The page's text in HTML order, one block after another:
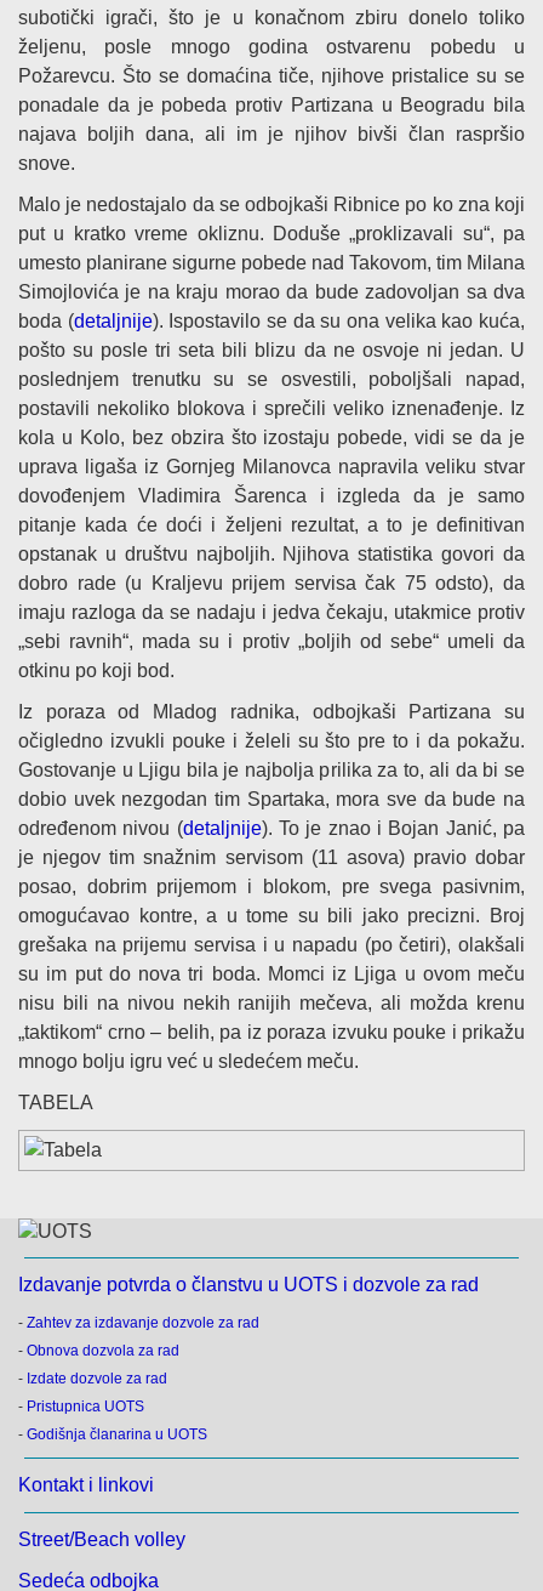
subotički igrači, što je u konačnom zbiru donelo toliko
željenu, posle mnogo godina ostvarenu pobedu u
Požarevcu. Što se domaćina tiče, njihove pristalice su se
ponadale da je pobeda protiv Partizana u Beogradu bila
najava boljih dana, ali im je njihov bivši član raspršio
snove.
Malo je nedostajalo da se odbojkaši Ribnice po ko zna koji
put u kratko vreme okliznu. Doduše „proklizavali su“, pa
umesto planirane sigurne pobede nad Takovom, tim Milana
Simojlovića je na kraju morao da bude zadovoljan sa dva
boda (detaljnije). Ispostavilo se da su ona velika kao kuća,
pošto su posle tri seta bili blizu da ne osvoje ni jedan. U
poslednjem trenutku su se osvestili, poboljšali napad,
postavili nekoliko blokova i sprečili veliko iznenađenje. Iz
kola u Kolo, bez obzira što izostaju pobede, vidi se da je
uprava ligaša iz Gornjeg Milanovca napravila veliku stvar
dovođenjem Vladimira Šarenca i izgleda da je samo
pitanje kada će doći i željeni rezultat, a to je definitivan
opstanak u društvu najboljih. Njihova statistika govori da
dobro rade (u Kraljevu prijem servisa čak 75 odsto), da
imaju razloga da se nadaju i jedva čekaju, utakmice protiv
„sebi ravnih“, mada su i protiv „boljih od sebe“ umeli da
otkinu po koji bod.
Iz poraza od Mladog radnika, odbojkaši Partizana su
očigledno izvukli pouke i želeli su što pre to i da pokažu.
Gostovanje u Ljigu bila je najbolja prilika za to, ali da bi se
dobio uvek nezgodan tim Spartaka, mora sve da bude na
određenom nivou (detaljnije). To je znao i Bojan Janić, pa
je njegov tim snažnim servisom (11 asova) pravio dobar
posao, dobrim prijemom i blokom, pre svega pasivnim,
omogućavao kontre, a u tome su bili jako precizni. Broj
grešaka na prijemu servisa i u napadu (po četiri), olakšali
su im put do nova tri boda. Momci iz Ljiga u ovom meču
nisu bili na nivou nekih ranijih mečeva, ali možda krenu
„taktikom“ crno – belih, pa iz poraza izvuku pouke i prikažu
mnogo bolju igru već u sledećem meču.
TABELA
Izdavanje potvrda o članstvu u UOTS i dozvole za rad
- Zahtev za izdavanje dozvole za rad
- Obnova dozvola za rad
- Izdate dozvole za rad
- Pristupnica UOTS
- Godišnja članarina u UOTS
Kontakt i linkovi
Street/Beach volley
Sedeća odbojka